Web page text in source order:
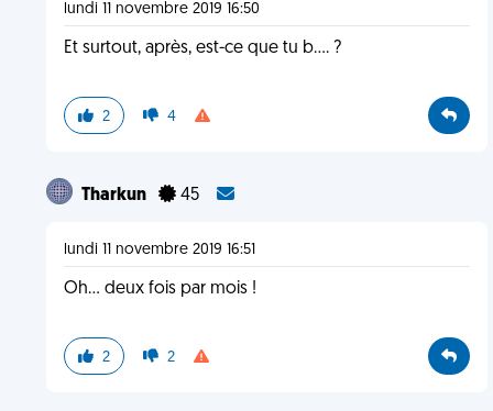
lundi 11 novembre 2019 16:50
Et surtout, après, est-ce que tu b.... ?
2 4
Tharkun 45
lundi 11 novembre 2019 16:51
Oh... deux fois par mois !
2 2